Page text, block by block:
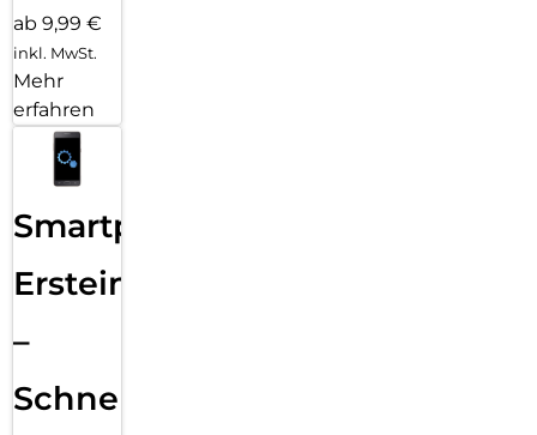
ab 9,99 €
inkl. MwSt.
Mehr
erfahren
Smartphone
Ersteinrichtung
–
Schnelle